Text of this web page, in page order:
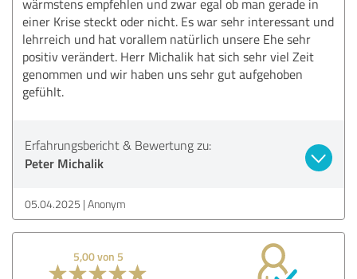
wärmstens empfehlen und zwar egal ob man gerade in
einer Krise steckt oder nicht. Es war sehr interessant und
lehrreich und hat vorallem natürlich unsere Ehe sehr
positiv verändert. Herr Michalik hat sich sehr viel Zeit
genommen und wir haben uns sehr gut aufgehoben
gefühlt.
Erfahrungsbericht & Bewertung zu:
Peter Michalik
05.04.2025 Anonym
5,00 von 5